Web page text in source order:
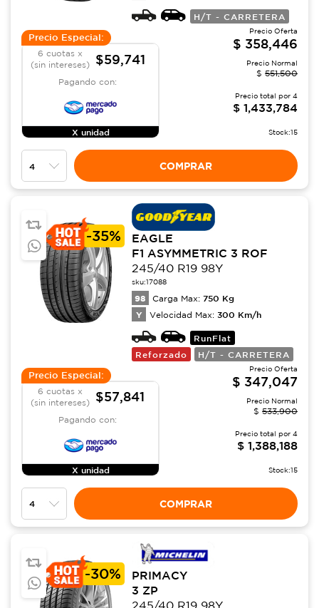
H/T - CARRETERA
Precio Especial:
6 cuotas x
(sin intereses)
$59,741
Pagando con:
X unidad
Precio Oferta
$ 358,446
Precio Normal
$ 551,500
Precio total por 4
$ 1,433,784
Stock:15
COMPRAR
-35%
EAGLE
F1 ASYMMETRIC 3 ROF
245/40 R19 98Y
sku:17088
98 Carga Max: 750 Kg
Y Velocidad Max: 300 Km/h
RunFlat
Reforzado
H/T - CARRETERA
Precio Especial:
6 cuotas x
(sin intereses)
$57,841
Pagando con:
X unidad
Precio Oferta
$ 347,047
Precio Normal
$ 533,900
Precio total por 4
$ 1,388,188
Stock:15
COMPRAR
-30%
PRIMACY
3 ZP
245/40 R19 98Y